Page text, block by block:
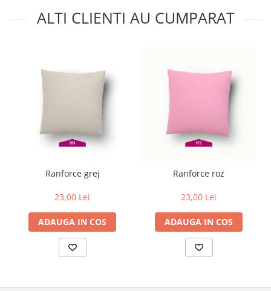
ALTI CLIENTI AU CUMPARAT
Ranforce grej
23,00 Lei
ADAUGA IN COS
Ranforce roz
23,00 Lei
ADAUGA IN COS